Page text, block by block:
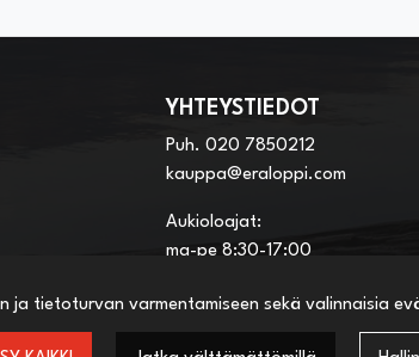
tietoturvan varmentamiseen sekä valinnaisia
YHTEYSTIEDOT
Puh. 020 7850212
kauppa@eraloppi.com
Aukioloajat:
ma-pe 8:30-17:00